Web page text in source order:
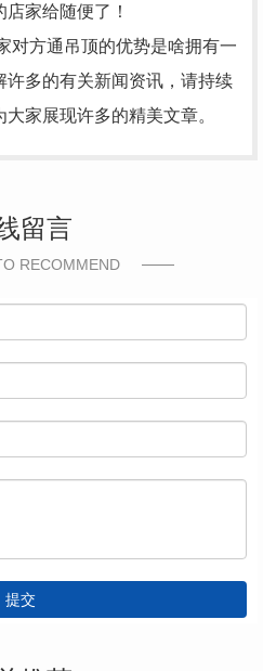
家给随便了！
方通吊顶的优势是啥拥有一
许多的有关新闻资讯，请持续
家展现许多的精美文章。
留言
RECOMMEND
提交